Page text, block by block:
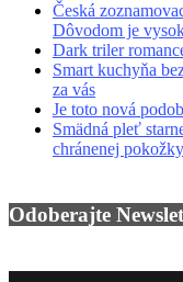
Česká
Dôvodom je
Dark triler
Smart kuchyňa
za vás
Je toto nová
Smädná pleť
chránenej
Odoberajte